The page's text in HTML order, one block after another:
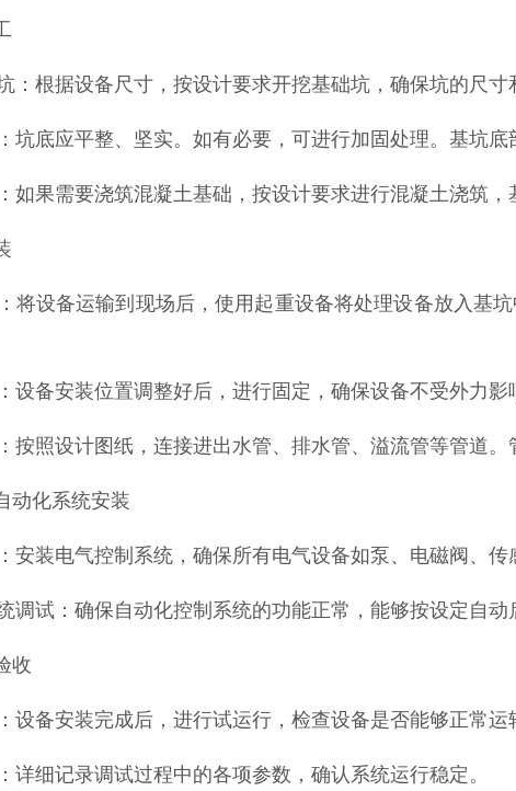
：根据设备尺寸，按设计要求开挖基础坑，确保坑的尺
坑底应平整、坚实。如有必要，可进行加固处理。基坑
如果需要浇筑混凝土基础，按设计要求进行混凝土浇筑
将设备运输到现场后，使用起重设备将处理设备放入基
设备安装位置调整好后，进行固定，确保设备不受外力影
按照设计图纸，连接进出水管、排水管、溢流管等管道
动化系统安装
安装电气控制系统，确保所有电气设备如泵、电磁阀、
调试：确保自动化控制系统的功能正常，能够按设定自
收
设备安装完成后，进行试运行，检查设备是否能够正常
详细记录调试过程中的各项参数，确认系统运行稳定。